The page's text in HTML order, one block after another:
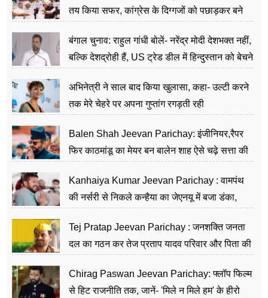
तय किया सफर, कांग्रेस के दिग्गजों को पछाड़कर बने
बंगाल चुनाव: राहुल गांधी बोलें- नरेंद्र मोदी देशभक्त नहीं,
बल्कि देशद्रोही हैं, US ट्रेड डील में हिन्दुस्तान को बेचने
अभिनेत्री ने साल बाद किया खुलासा, कहा- उल्टी करने
तक मेरे चेहरे पर अपना गुप्तांग रगड़ती रही
Balen Shah Jeevan Parichay: इंजीनियर,रैपर
फिर काठमांडू का मेयर बन बालेन शाह ऐसे चढ़े सत्ता की
Kanhaiya Kumar Jeevan Parichay : वामपंथ
की नर्सरी से निकले कन्हैया का जेएनयू में बजा डंका,
Tej Pratap Jeevan Parichay : जनशक्ति जनता
दल का गठन कर तेज प्रताप यादव परिवार और पिता की
Chirag Paswan Jeevan Parichay: फ्लॉप फिल्म
से हिट राजनीति तक, जानें- 'मिले न मिले हम' के हीरो